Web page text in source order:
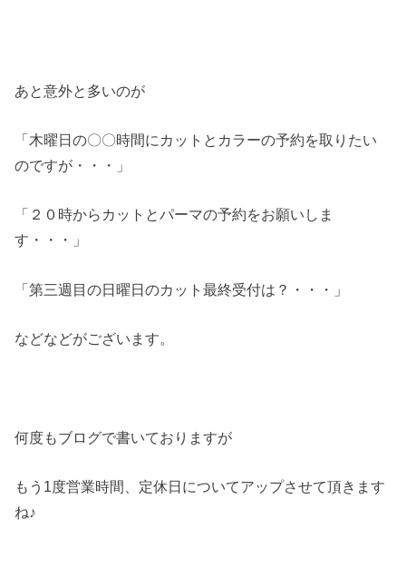
あと意外と多いのが
「木曜日の〇〇時間にカットとカラーの予約を取りたい
のですが・・・」
「２０時からカットとパーマの予約をお願いしま
す・・・」
「第三週目の日曜日のカット最終受付は？・・・」
などなどがございます。
何度もブログで書いておりますが
もう1度営業時間、定休日についてアップさせて頂きます
ね♪